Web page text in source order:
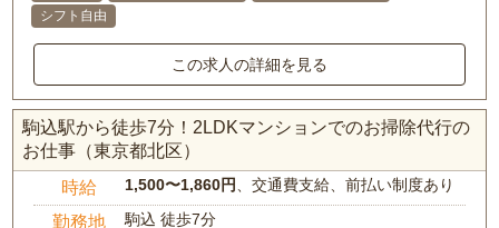
シフト自由
この求人の詳細を見る
駒込駅から徒歩7分！2LDKマンションでのお掃除代行の
お仕事（東京都北区）
時給 1,500〜1,860円、交通費支給、前払い制度あり
勤務地
駒込 徒歩7分